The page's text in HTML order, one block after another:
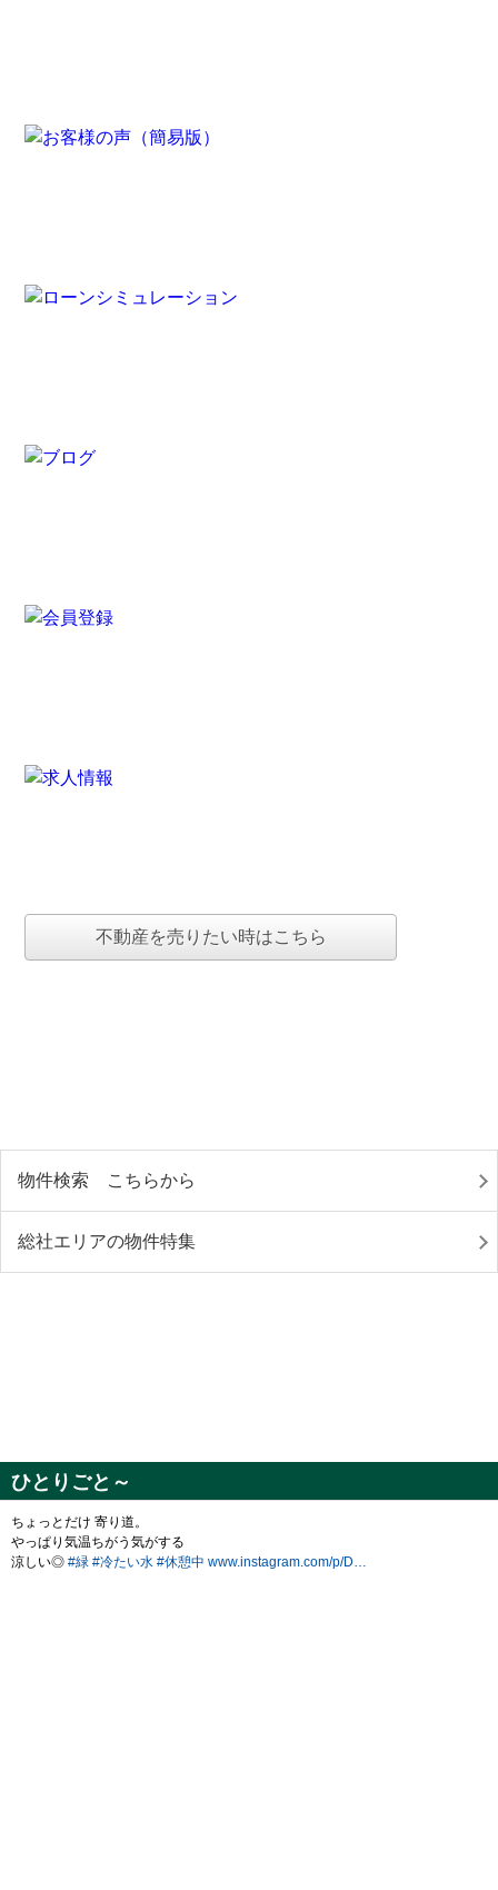
不動産を売りたい時はこちら
物件検索 こちらから
総社エリアの物件特集
ひとりごと～